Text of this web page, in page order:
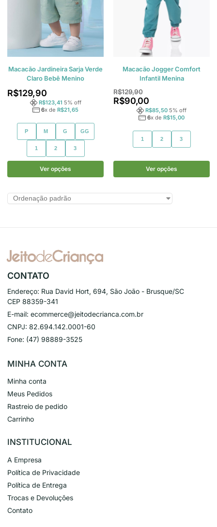
Macacão Jardineira Sarja Verde
Claro Bebê Menino
R$129,90
R$123,41 5% off
6x de R$21,65
P M G GG
1 2 3
Ver opções
Macacão Jogger Comfort
Infantil Menina
R$129,90
R$90,00
R$85,50 5% off
6x de R$15,00
1 2 3
Ver opções
CONTATO
Endereço: Rua David Hort, 694, São João - Brusque/SC
CEP 88359-341
E-mail: ecommerce@jeitodecrianca.com.br
CNPJ: 82.694.142.0001-60
Fone: (47) 98889-3525
MINHA CONTA
Minha conta
Meus Pedidos
Rastreio de pedido
Carrinho
INSTITUCIONAL
A Empresa
Política de Privacidade
Política de Entrega
Trocas e Devoluções
Contato